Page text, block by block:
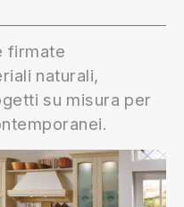
firmate
naturali,
su misura per